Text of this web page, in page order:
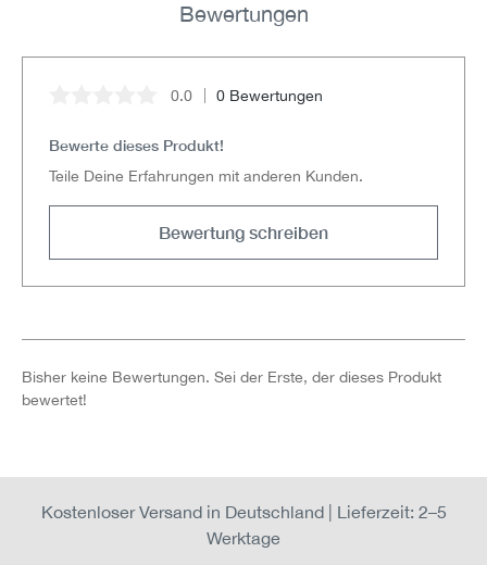
Bewertungen
Durchschnittliche Bewertung von 0 von 5 Sternen
0.0 0 Bewertungen
Bewerte dieses Produkt!
Teile Deine Erfahrungen mit anderen Kunden.
Bewertung schreiben
Bisher keine Bewertungen. Sei der Erste, der dieses Produkt
bewertet!
Kostenloser Versand in Deutschland | Lieferzeit: 2–5
Werktage